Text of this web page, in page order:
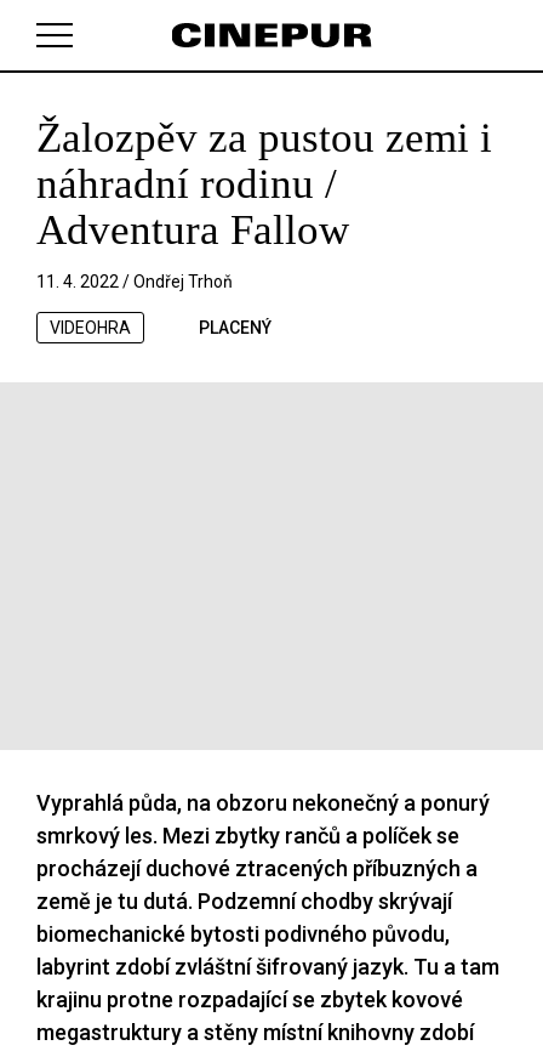
V košíku zatím nemáte žádné položky.
Žalozpěv za pustou zemi i
náhradní rodinu /
Adventura Fallow
11. 4. 2022 /Ondřej Trhoň
VIDEOHRA PLACENÝ
Vyprahlá půda, na obzoru nekonečný a ponurý
smrkový les. Mezi zbytky rančů a políček se
procházejí duchové ztracených příbuzných a
země je tu dutá. Podzemní chodby skrývají
biomechanické bytosti podivného původu,
labyrint zdobí zvláštní šifrovaný jazyk. Tu a tam
krajinu protne rozpadající se zbytek kovové
megastruktury a stěny místní knihovny zdobí